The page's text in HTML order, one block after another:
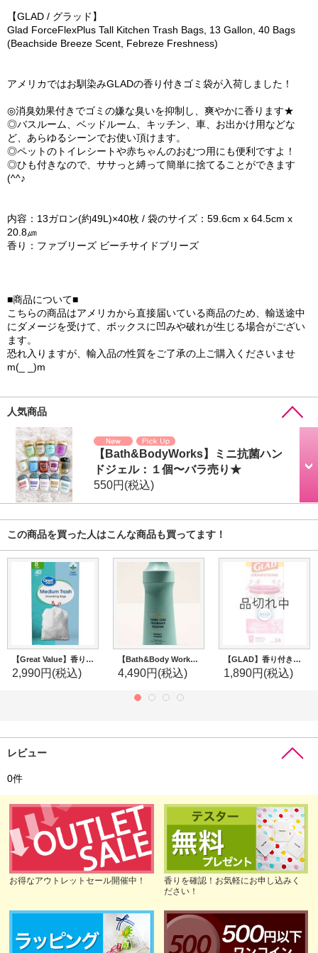
【GLAD / グラッド】
Glad ForceFlexPlus Tall Kitchen Trash Bags, 13 Gallon, 40 Bags
(Beachside Breeze Scent, Febreze Freshness)
アメリカではお馴染みGLADの香り付きゴミ袋が入荷しました！
◎消臭効果付きでゴミの嫌な臭いを抑制し、爽やかに香ります★
◎バスルーム、ベッドルーム、キッチン、車、お出かけ用などな
ど、あらゆるシーンでお使い頂けます。
◎ペットのトイレシートや赤ちゃんのおむつ用にも便利ですよ！
◎ひも付きなので、ササっと縛って簡単に捨てることができます
(^^♪
内容：13ガロン(約49L)×40枚 / 袋のサイズ：59.6cm x 64.5cm x
20.8㎛
香り：ファブリーズ ビーチサイドブリーズ
■商品について■
こちらの商品はアメリカから直接届いている商品のため、輸送途中
にダメージを受けて、ボックスに凹みや破れが生じる場合がござい
ます。
恐れ入りますが、輸入品の性質をご了承の上ご購入くださいませ
m(_ _)m
人気商品
【Bath&BodyWorks】ミニ抗菌ハン
ドジェル：１個〜バラ売り★
550円(税込)
この商品を買った人はこんな商品も買ってます！
【Great Value】香り付きゴミ袋★8ガロン(30L)×40枚：フレッシュコットン(ひも付き)
2,990円(税込)
【Bath&Body Works】フレグランスブースター(18oz/510g)：ムーンリットゴッデス
4,490円(税込)
【GLAD】香り付きゴミ袋★4ガロン(15L)×34枚：ファブリーズ チェリーブロッサム
1,890円(税込)
レビュー
0件
お得なアウトレットセール開催中！
香りを確認！お気軽にお申し込みく
ださい！